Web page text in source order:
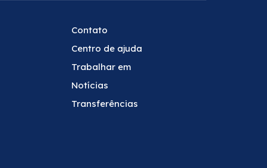
Contato
Centro de ajuda
Trabalhar em
Notícias
Transferências